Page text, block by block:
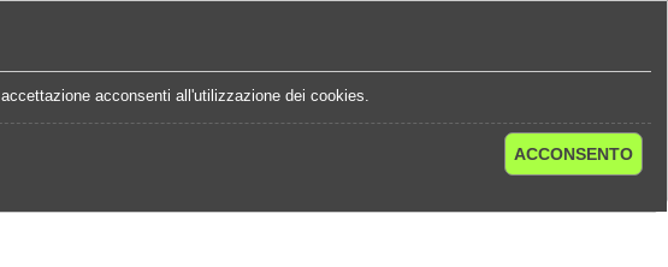
acconsenti all'utilizzazione dei cookies.
ACCONSENTO